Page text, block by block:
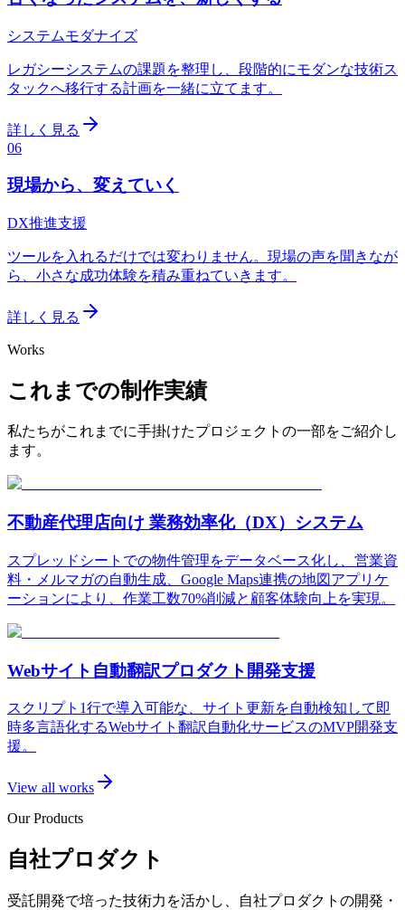
システムモダナイズ
レガシーシステムの課題を整理し、段階的にモダンな技術ス
タックへ移行する計画を一緒に立てます。
詳しく見る
06
現場から、変えていく
DX推進支援
ツールを入れるだけでは変わりません。現場の声を聞きなが
ら、小さな成功体験を積み重ねていきます。
詳しく見る
Works
これまでの制作実績
私たちがこれまでに手掛けたプロジェクトの一部をご紹介し
ます。
不動産代理店向け 業務効率化（DX）システム
スプレッドシートでの物件管理をデータベース化し、営業資
料・メルマガの自動生成、Google Maps連携の地図アプリケ
ーションにより、作業工数70%削減と顧客体験向上を実現。
Webサイト自動翻訳プロダクト開発支援
スクリプト1行で導入可能な、サイト更新を自動検知して即
時多言語化するWebサイト翻訳自動化サービスのMVP開発支
援。
View all works
Our Products
自社プロダクト
受託開発で培った技術力を活かし、自社プロダクトの開発・